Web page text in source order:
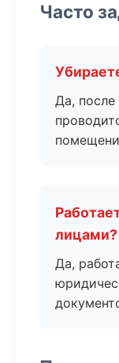
Часто
Да, после
лицами?
Да,